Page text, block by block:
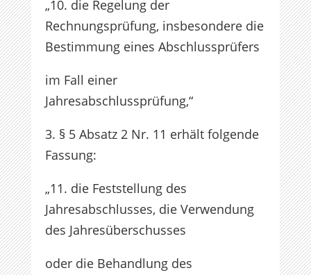
„10. die Regelung der
Rechnungsprüfung, insbesondere die
Bestimmung eines Abschlussprüfers
im Fall einer
Jahresabschlussprüfung,“
3. § 5 Absatz 2 Nr. 11 erhält folgende
Fassung:
„11. die Feststellung des
Jahresabschlusses, die Verwendung
des Jahresüberschusses
oder die Behandlung des